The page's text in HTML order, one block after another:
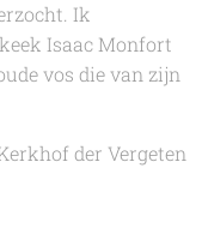
Ik
Isaac Monfort
vos die van zijn
der Vergeten